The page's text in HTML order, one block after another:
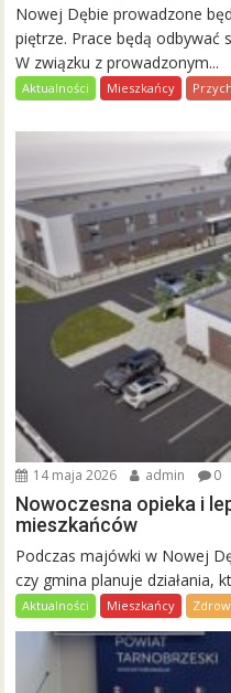
Nowej Dębie prowadzone
piętrze. Prace będą odbywać
W związku z prowadzonym...
Aktualności Mieszkańcy
14 maja 2026 admin 0
Nowoczesna opieka i
mieszkańców
Podczas majówki w Nowej
czy gmina planuje działania,
Aktualności Mieszkańcy